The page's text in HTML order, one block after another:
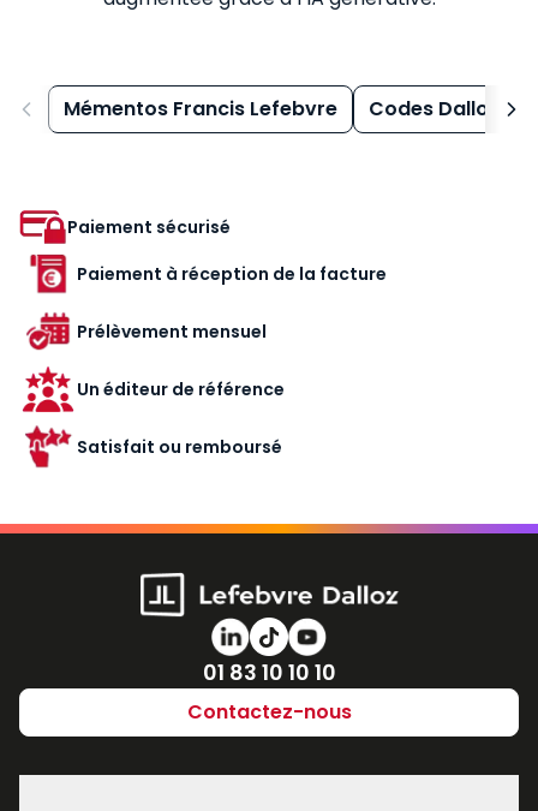
Mémentos Francis Lefebvre Codes Dalloz
Paiement sécurisé
Paiement à réception de la facture
Prélèvement mensuel
Un éditeur de référence
Satisfait ou remboursé
Numéro de téléphone
01 83 10 10 10
Contactez-nous